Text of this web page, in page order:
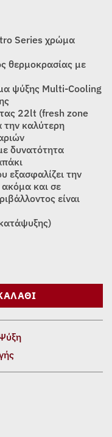
Series χρώμα
θερμοκρασίας με
ψύξης Multi-Cooling
22lt (fresh zone
καλύτερη
δυνατότητα
εξασφαλίζει την
και σε
είναι